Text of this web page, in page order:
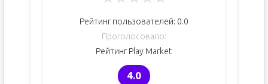
Рейтинг пользователей: 0.0
Проголосовало:
Рейтинг Play Market
4.0